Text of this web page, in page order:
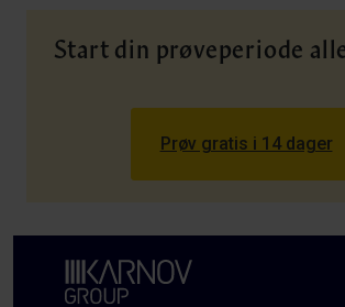
Start din prøveperiode
Prøv gratis i 14 dager